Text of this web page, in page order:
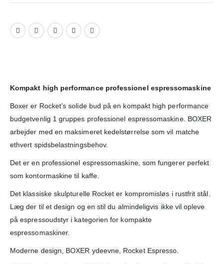
Kompakt high performance professionel espressomaskine
Boxer er Rocket’s solide bud på en kompakt high performance
budgetvenlig 1 gruppes professionel espressomaskine. BOXER
arbejder med en maksimeret kedelstørrelse som vil matche
ethvert spidsbelastningsbehov.
Det er en professionel espressomaskine, som fungerer perfekt
som kontormaskine til kaffe.
Det klassiske skulpturelle Rocket er kompromisløs i rustfrit stål.
Læg der til et design og en stil du almindeligvis ikke vil opleve
på espressoudstyr i kategorien for kompakte
espressomaskiner.
Moderne design, BOXER ydeevne, Rocket Espresso.
kr.